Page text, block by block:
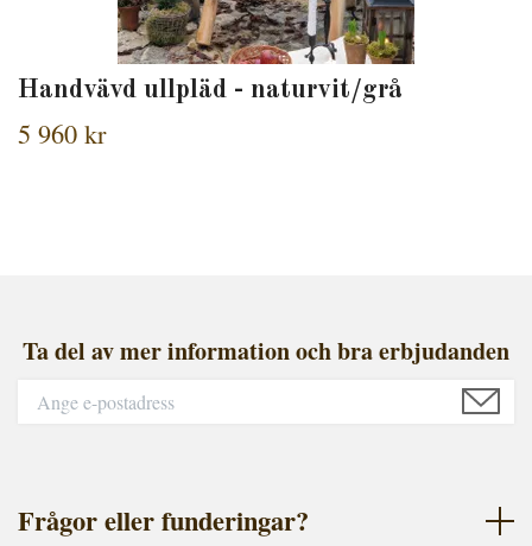
Handvävd ullpläd - naturvit/grå
5 960 kr
Ta del av mer information och bra erbjudanden
Frågor eller funderingar?